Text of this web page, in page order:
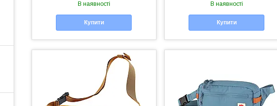
В наявності
Купити
В наявності
Купити